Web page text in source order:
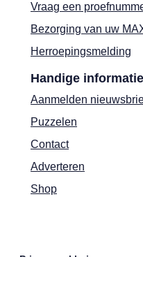
Vraag een
Bezorging van uw
Herroepingsmelding
Handige informatie
Aanmelden
Puzzelen
Contact
Adverteren
Shop
Privacyverklaring